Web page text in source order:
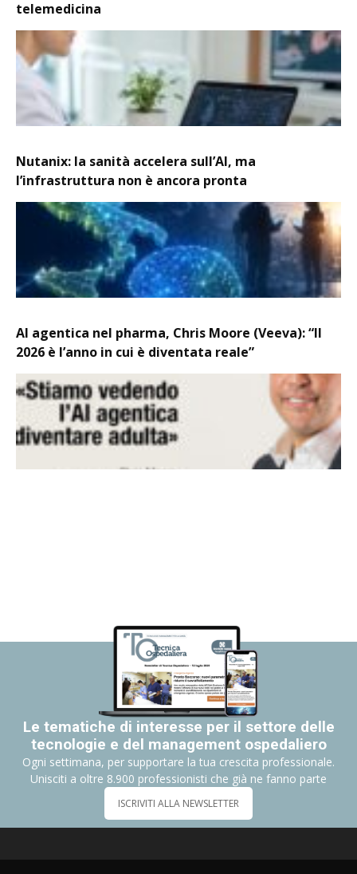
telemedicina
Nutanix: la sanità accelera sull’AI, ma
l’infrastruttura non è ancora pronta
AI agentica nel pharma, Chris Moore (Veeva): “Il
2026 è l’anno in cui è diventata reale”
Le tematiche di interesse per il settore delle
tecnologie e del management ospedaliero
Ogni settimana, per supportare la tua crescita professionale.
Unisciti a oltre 8.900 professionisti che già ne fanno parte
ISCRIVITI ALLA NEWSLETTER